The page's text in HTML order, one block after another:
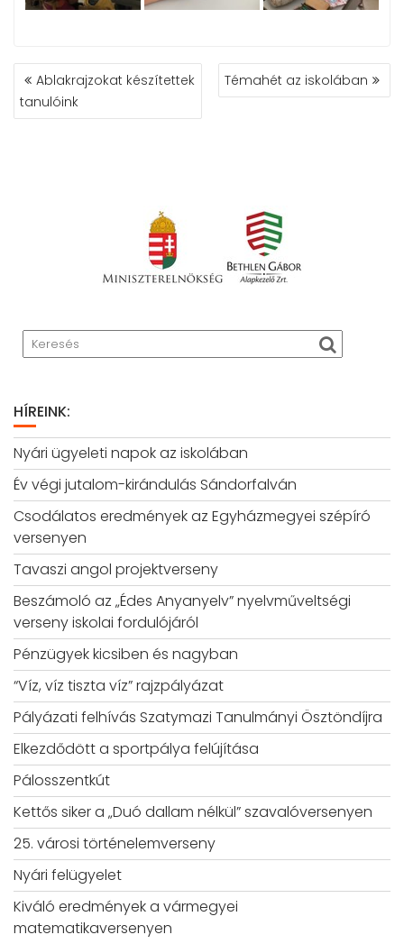
BEJEGYZÉS
NAVIGÁCIÓ
Ablakrajzokat készítettek
tanulóink
Témahét az iskolában
HÍREINK:
Nyári ügyeleti napok az iskolában
Év végi jutalom-kirándulás Sándorfalván
Csodálatos eredmények az Egyházmegyei szépíró
versenyen
Tavaszi angol projektverseny
Beszámoló az „Édes Anyanyelv” nyelvműveltségi
verseny iskolai fordulójáról
Pénzügyek kicsiben és nagyban
“Víz, víz tiszta víz” rajzpályázat
Pályázati felhívás Szatymazi Tanulmányi Ösztöndíjra
Elkezdődött a sportpálya felújítása
Pálosszentkút
Kettős siker a „Duó dallam nélkül” szavalóversenyen
25. városi történelemverseny
Nyári felügyelet
Kiváló eredmények a vármegyei
matematikaversenyen